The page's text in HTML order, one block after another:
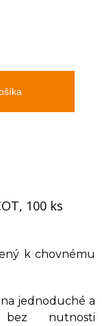
100 ks
k chovnému
jednoduché a
nutnosti